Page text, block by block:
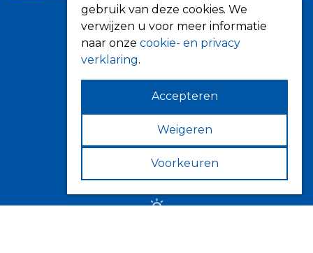
Informatie
Over ons
Tips
Verkooppunten
gebruik van deze cookies. We
verwijzen u voor meer informatie
naar onze cookie- en privacy
verklaring.
Accepteren
Weigeren
Voorkeuren